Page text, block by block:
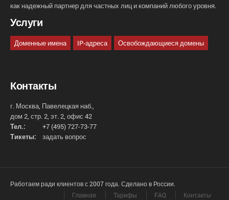
как надежный партнер для частных лиц и компаний любого уровня.
Услуги
Доменные имена IP-адреса Освобождающиеся домены
Контакты
г. Москва, Павелецкая наб.,
дом 2, стр. 2, эт. 2, офис 42
Тел.:
+7 (495) 727-73-77
Тикеты:
задать вопрос
Работаем ради клиентов с 2007 года. Сделано в России.
Главная
Тарифы FAQ Контакты